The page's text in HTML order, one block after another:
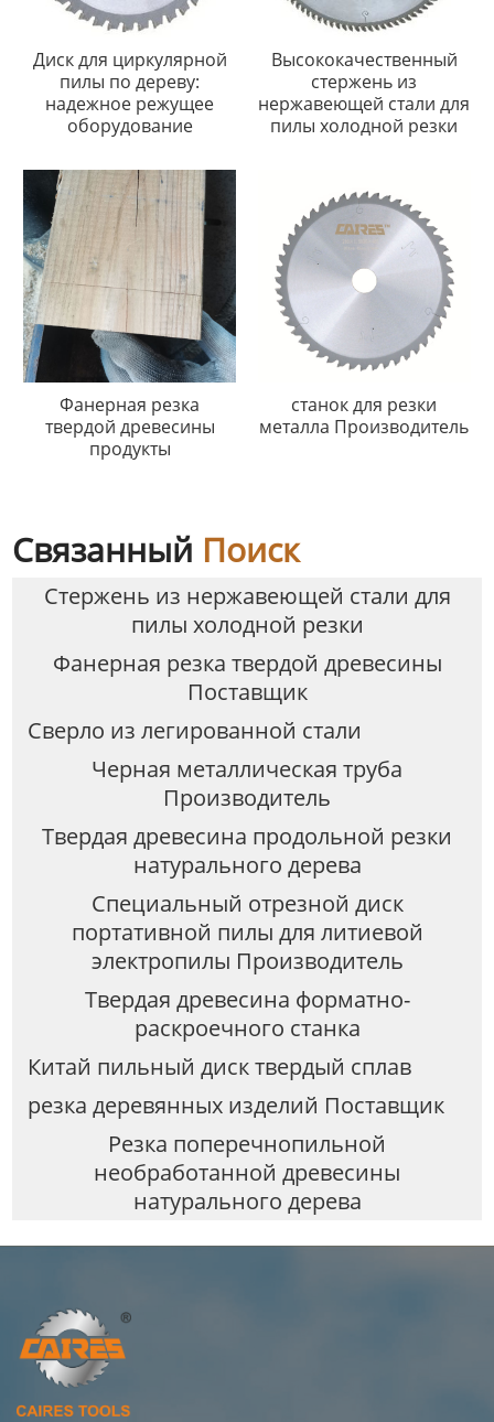
Диск для циркулярной
пилы по дереву:
надежное режущее
оборудование
Высококачественный
стержень из
нержавеющей стали для
пилы холодной резки
Фанерная резка
твердой древесины
продукты
станок для резки
металла Производитель
Связанный Поиск
Стержень из нержавеющей стали для
пилы холодной резки
Фанерная резка твердой древесины
Поставщик
Сверло из легированной стали
Черная металлическая труба
Производитель
Твердая древесина продольной резки
натурального дерева
Специальный отрезной диск
портативной пилы для литиевой
электропилы Производитель
Твердая древесина форматно-
раскроечного станка
Китай пильный диск твердый сплав
резка деревянных изделий Поставщик
Резка поперечнопильной
необработанной древесины
натурального дерева